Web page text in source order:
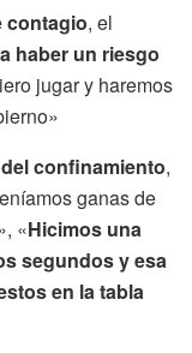
contagio, el
haber un riesgo
jugar y haremos
confinamiento,
ganas de
«Hicimos una
segundos y esa
en la tabla